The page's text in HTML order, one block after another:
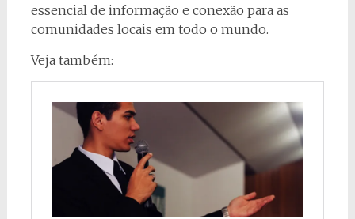
essencial de informação e conexão para as
comunidades locais em todo o mundo.
Veja também: